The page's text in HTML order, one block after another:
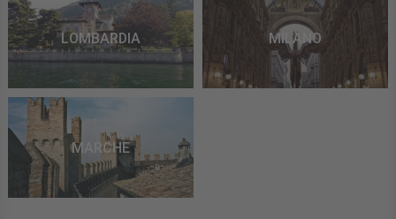
LOMBARDIA MILANO
MARCHE